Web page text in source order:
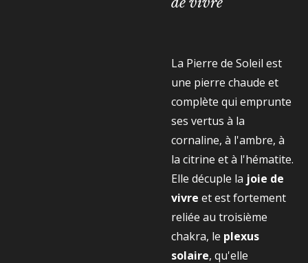
La Pierre de Soleil est
une pierre chaude et
complète qui emprunte
ses vertus à la
cornaline, à l'ambre, à
la citrine et à l'hématite.
Elle décuple la joie de
vivre et est fortement
reliée au troisième
chakra, le plexus
solaire, qu'elle